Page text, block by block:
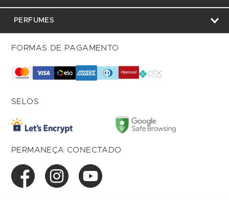
PERFUMES
FORMAS DE PAGAMENTO
SELOS
PERMANEÇA CONECTADO